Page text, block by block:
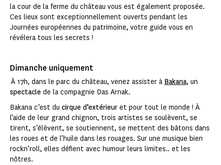
la cour de la ferme du château vous est également proposée.
Ces lieux sont exceptionnellement ouverts pendant les
Journées européennes du patrimoine, votre guide vous en
révélera tous les secrets !
Dimanche uniquement
À 17h, dans le parc du château, venez assister à Bakana, un
spectacle de la compagnie Das Arnak.
Bakana c’est du cirque d’extérieur et pour tout le monde ! À
l’aide de leur grand chignon, trois artistes se soulèvent, se
tirent, s’élèvent, se soutiennent, se mettent des bâtons dans
les roues et de l’huile dans les rouages. Sur une musique bien
rockn’roll, elles défient avec humour leurs limites.. et les
nôtres.